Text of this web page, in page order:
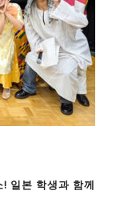
일본 학생과 함께